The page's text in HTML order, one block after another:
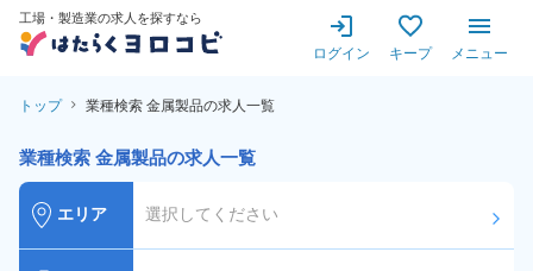
工場・製造業の求人を探すなら
ログイン キープ メニュー
トップ 業種検索 金属製品の求人一覧
業種検索 金属製品の求人一覧
エリア 選択してください arrow_forward_ios